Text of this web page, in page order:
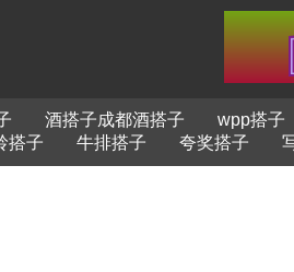
酒搭子成都酒搭子 wpp搭子
搭子 牛排搭子 夸奖搭子